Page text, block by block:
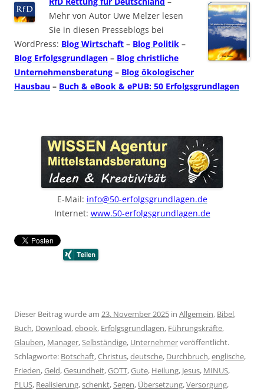
Mehr von Autor Uwe Melzer lesen
Sie in diesen Presseblogs bei
WordPress: Blog Wirtschaft – Blog Politik –
Blog Erfolgsgrundlagen – Blog christliche
Unternehmensberatung – Blog ökologischer
Hausbau – Buch & eBook & ePUB: 50 Erfolgsgrundlagen
E-Mail: info@50-erfolgsgrundlagen.de
Internet: www.50-erfolgsgrundlagen.de
Dieser Beitrag wurde am 23. November 2025 in Allgemein, Bibel,
Buch, Download,ebook, Erfolgsgrundlagen, Führungskräfte,
Glauben, Manager,Selbständige, Unternehmerveröffentlicht.
Schlagworte: Botschaft,Christus,deutsche, Durchbruch,englische,
Frieden,Geld,Gesundheit,GOTT,Gute, Heilung, Jesus, MINUS,
PLUS, Realisierung,schenkt,Segen, Übersetzung,Versorgung,